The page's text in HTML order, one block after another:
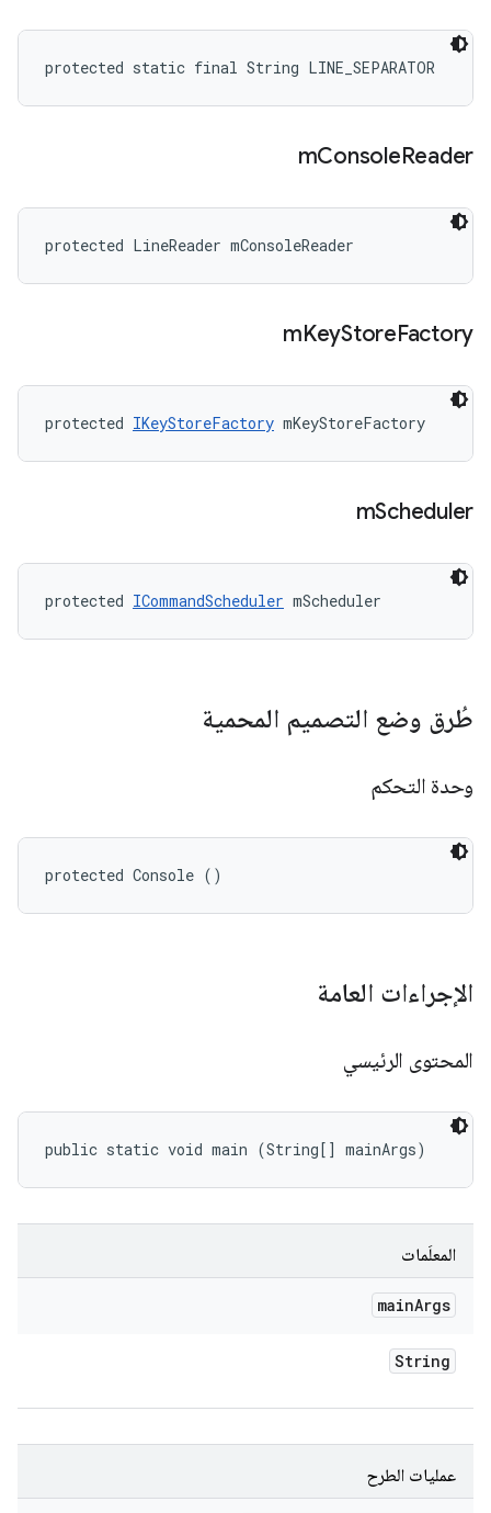
protected static final String LINE_SEPARATOR
mConsoleReader
protected LineReader mConsoleReader
mKeyStoreFactory
protected IKeyStoreFactory mKeyStoreFactory
mScheduler
protected ICommandScheduler mScheduler
طُرق وضع التصميم المحمية
وحدة التحكم
protected Console ()
الإجراءات العامة
المحتوى الرئيسي
public static void main (String[] mainArgs)
المعلَمات
mainArgs
String
عمليات الطرح